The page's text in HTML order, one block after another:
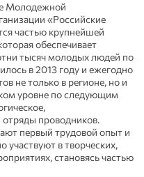
Молодежной
«Российские
частью крупнейшей
обеспечивает
тысяч молодых людей по
в 2013 году и ежегодно
не только в регионе, но и
уровне по следующим
отряды проводников.
первый трудовой опыт и
участвуют в творческих,
становясь частью